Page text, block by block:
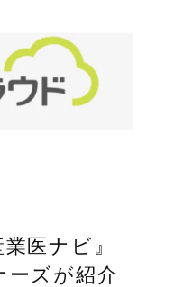
医ナビ』
ーズが紹介